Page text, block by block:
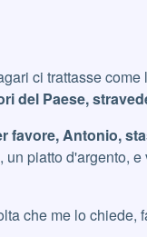
ci trattasse
del Paese,
Antonio,
piatto d'argento,
che me lo chiede,